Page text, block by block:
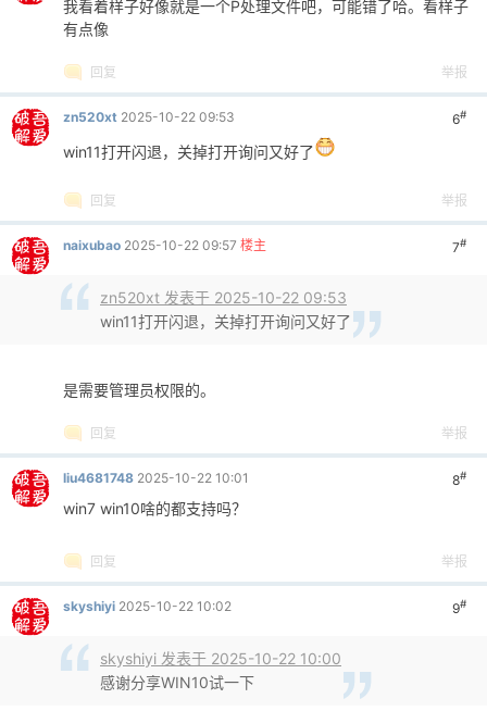
我看着样子好像就是一个P处理文件吧，可能错了哈。看样子
有点像
回复 举报
6#
zn520xt 2025-10-22 09:53
win11打开闪退，关掉打开询问又好了
回复 举报
7#
naixubao 2025-10-22 09:57 楼主
zn520xt 发表于 2025-10-22 09:53
win11打开闪退，关掉打开询问又好了
是需要管理员权限的。
回复 举报
8#
liu4681748 2025-10-22 10:01
win7 win10啥的都支持吗？
回复 举报
9#
skyshiyi 2025-10-22 10:02
skyshiyi 发表于 2025-10-22 10:00
感谢分享WIN10试一下